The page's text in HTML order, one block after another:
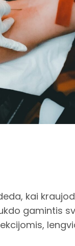
kai
gamintis